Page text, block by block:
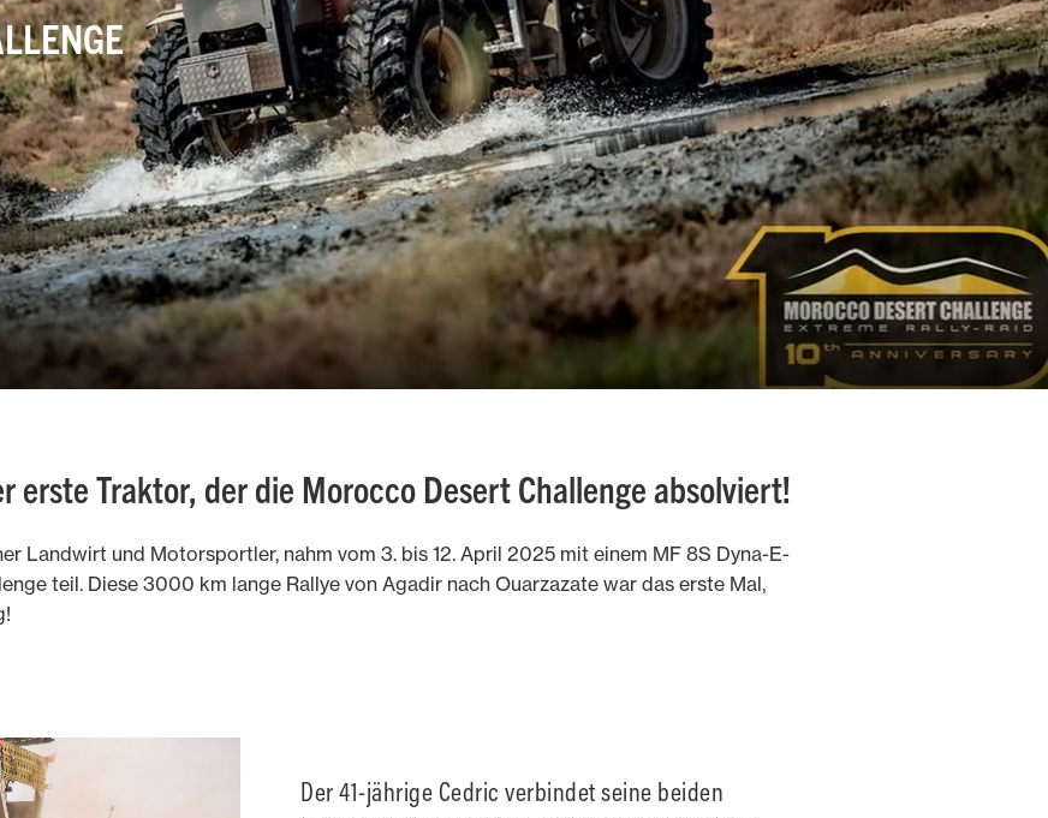
erste Traktor, der die Morocco Desert Challenge absolviert!
Landwirt und Motorsportler, nahm vom 3. bis 12. April 2025 mit einem MF 8S Dyna-E-
teil. Diese 3000 km lange Rallye von Agadir nach Ouarzazate war das erste Mal,
Der 41-jährige Cedric verbindet seine beiden